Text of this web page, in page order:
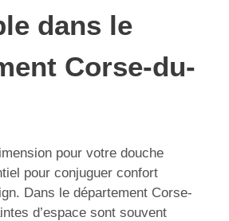
dans le
Corse-du-
pour votre douche
pour conjuguer confort
Dans le département Corse-
d’espace sont souvent